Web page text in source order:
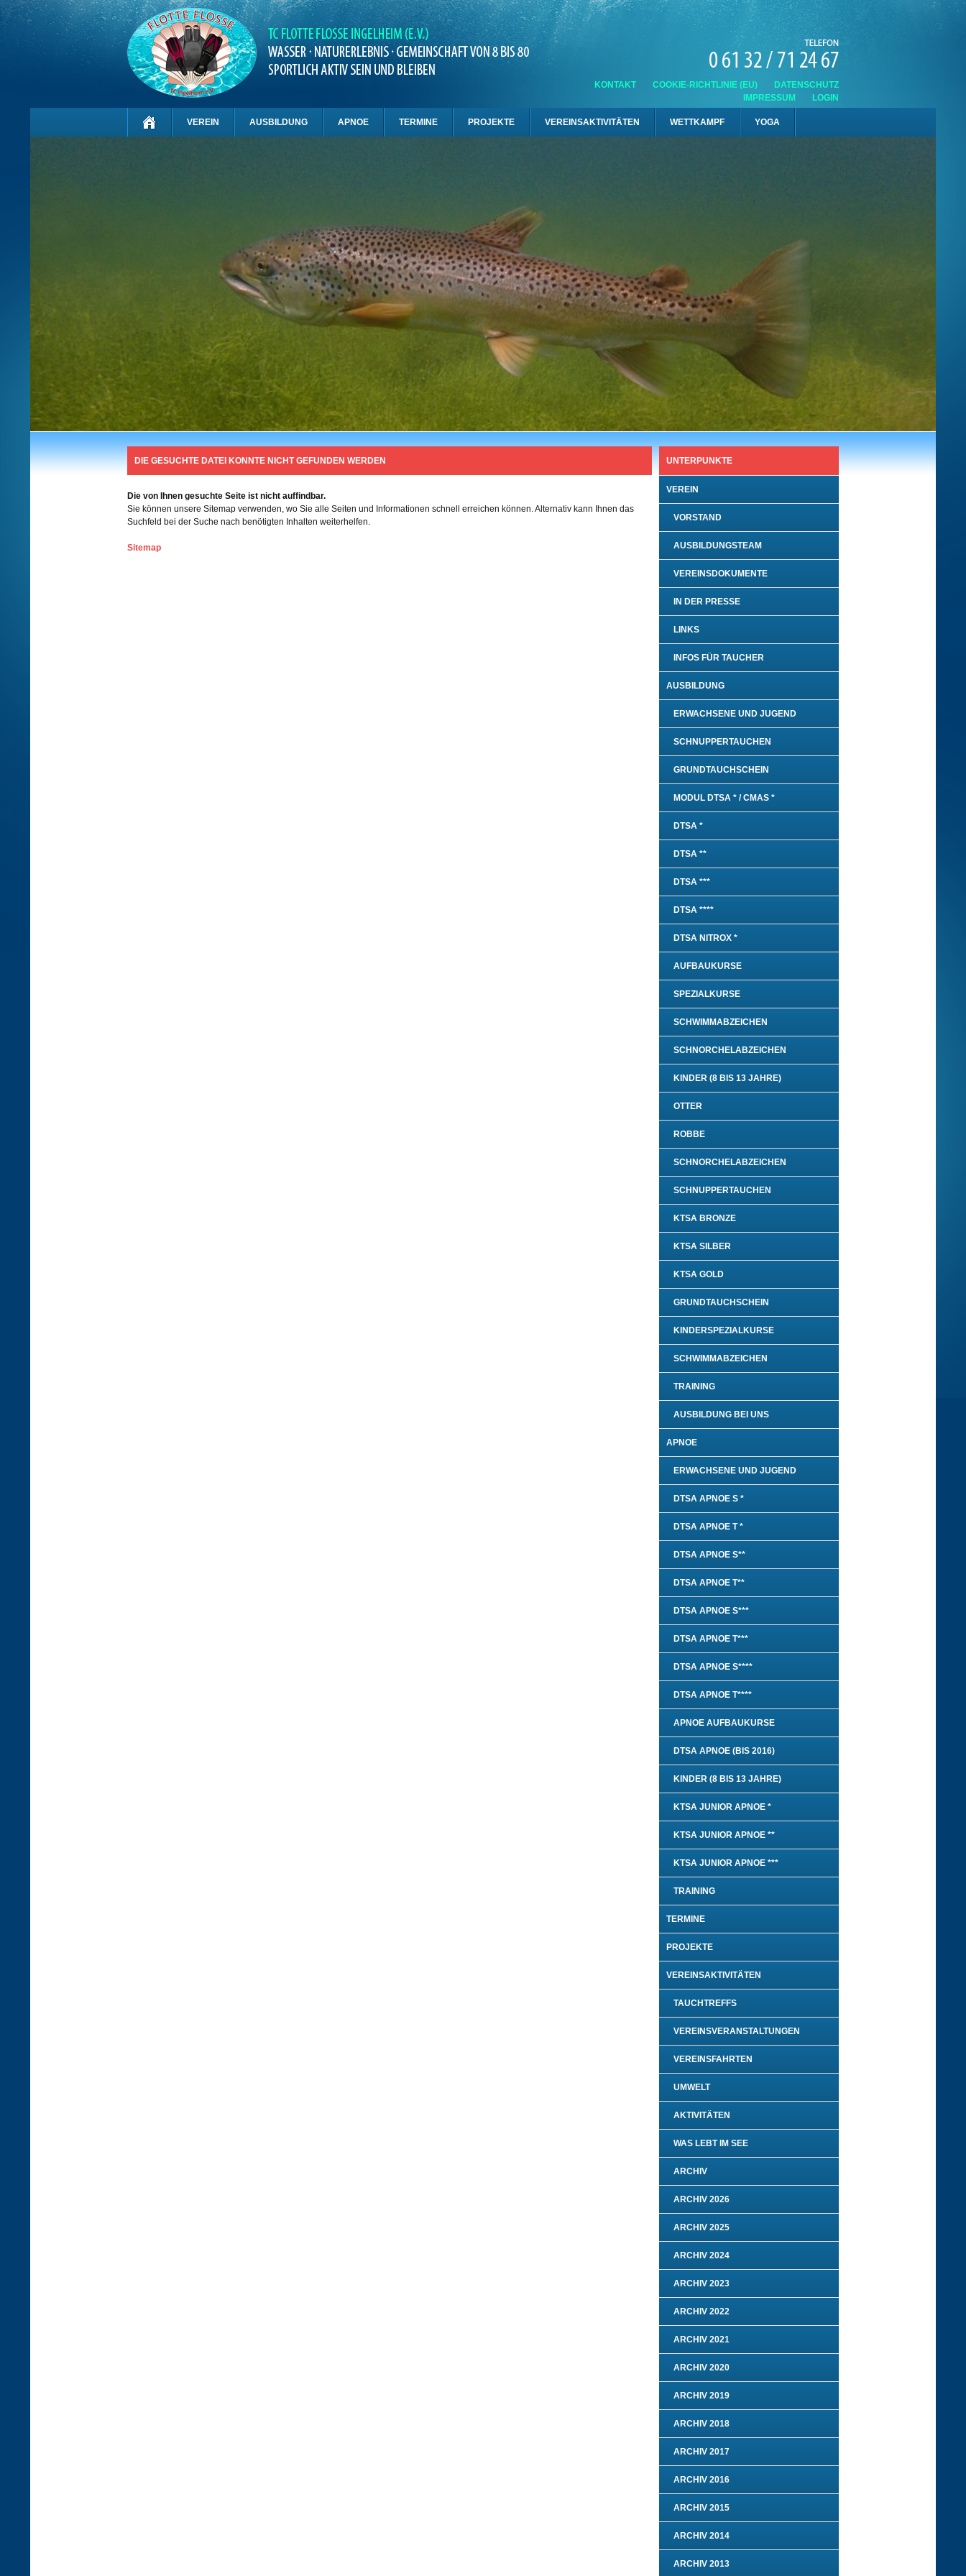
KONTAKT COOKIE-RICHTLINIE (EU)
DATENSCHUTZ
IMPRESSUM
LOGIN
VEREIN AUSBILDUNG APNOE TERMINE PROJEKTE VEREINSAKTIVITÄTEN WETTKAMPF YOGA
DIE GESUCHTE DATEI KONNTE NICHT GEFUNDEN WERDEN
Die von Ihnen gesuchte Seite ist nicht auffindbar.
Sie können unsere Sitemap verwenden, wo Sie alle Seiten und Informationen schnell erreichen können. Alternativ kann Ihnen das
Suchfeld bei der Suche nach benötigten Inhalten weiterhelfen.
Sitemap
UNTERPUNKTE
VEREIN
VORSTAND
AUSBILDUNGSTEAM
VEREINSDOKUMENTE
IN DER PRESSE
LINKS
INFOS FÜR TAUCHER
AUSBILDUNG
ERWACHSENE UND JUGEND
SCHNUPPERTAUCHEN
GRUNDTAUCHSCHEIN
MODUL DTSA * / CMAS *
DTSA *
DTSA **
DTSA ***
DTSA ****
DTSA NITROX *
AUFBAUKURSE
SPEZIALKURSE
SCHWIMMABZEICHEN
SCHNORCHELABZEICHEN
KINDER (8 BIS 13 JAHRE)
OTTER
ROBBE
SCHNORCHELABZEICHEN
SCHNUPPERTAUCHEN
KTSA BRONZE
KTSA SILBER
KTSA GOLD
GRUNDTAUCHSCHEIN
KINDERSPEZIALKURSE
SCHWIMMABZEICHEN
TRAINING
AUSBILDUNG BEI UNS
APNOE
ERWACHSENE UND JUGEND
DTSA APNOE S *
DTSA APNOE T *
DTSA APNOE S**
DTSA APNOE T**
DTSA APNOE S***
DTSA APNOE T***
DTSA APNOE S****
DTSA APNOE T****
APNOE AUFBAUKURSE
DTSA APNOE (BIS 2016)
KINDER (8 BIS 13 JAHRE)
KTSA JUNIOR APNOE *
KTSA JUNIOR APNOE **
KTSA JUNIOR APNOE ***
TRAINING
TERMINE
PROJEKTE
VEREINSAKTIVITÄTEN
TAUCHTREFFS
VEREINSVERANSTALTUNGEN
VEREINSFAHRTEN
UMWELT
AKTIVITÄTEN
WAS LEBT IM SEE
ARCHIV
ARCHIV 2026
ARCHIV 2025
ARCHIV 2024
ARCHIV 2023
ARCHIV 2022
ARCHIV 2021
ARCHIV 2020
ARCHIV 2019
ARCHIV 2018
ARCHIV 2017
ARCHIV 2016
ARCHIV 2015
ARCHIV 2014
ARCHIV 2013